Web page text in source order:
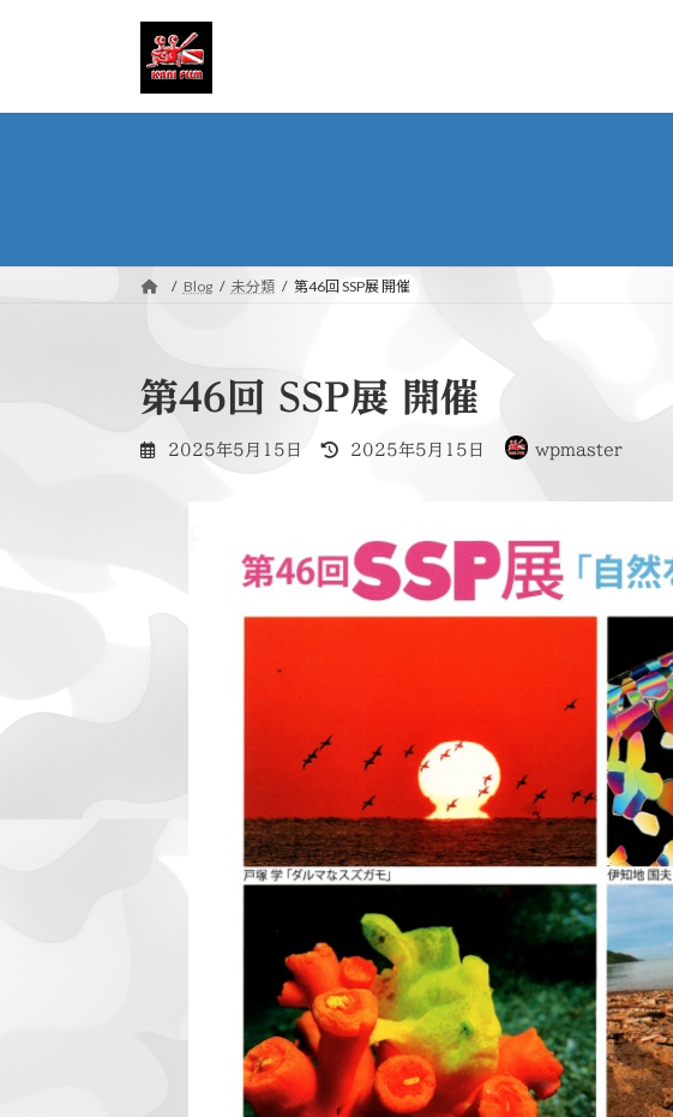
プ
動
Blog 未分類 第46回 SSP展 開催
第46回 SSP展 開催
2025年5月15日
最
日
時
:
2025年5月15日 wpmaster